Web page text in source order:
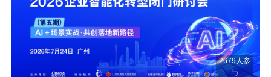
2679人参
与